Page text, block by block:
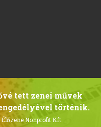
tett zenei művek
történik.
Nonprofit Kft.